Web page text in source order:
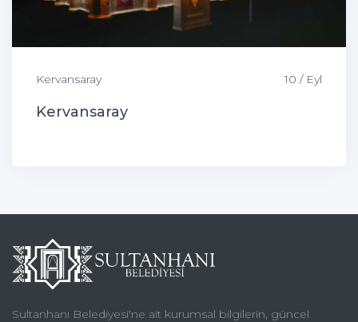
Kervansaray 10 / Eyl
Kervansaray
Sultanhanı Belediyesi'ne ait kurumsal bilgilerin, güncel